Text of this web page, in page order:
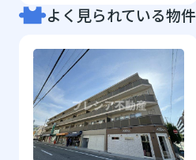
よく見られている物件